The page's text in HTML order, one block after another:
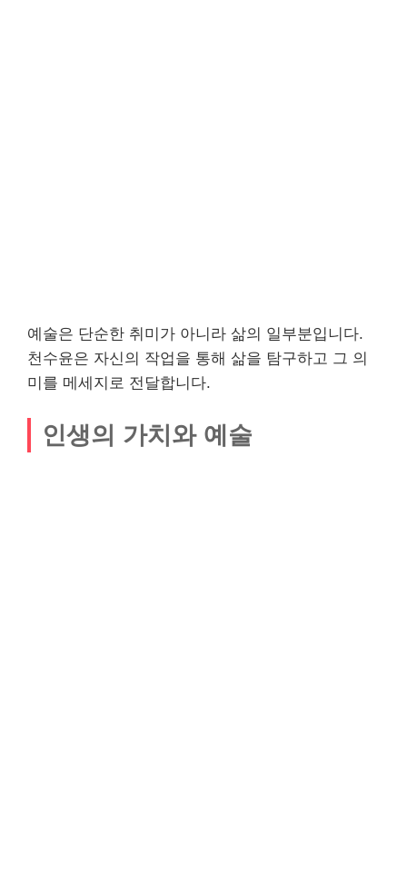
예술은 단순한 취미가 아니라 삶의 일부분입니다.
천수윤은 자신의 작업을 통해 삶을 탐구하고 그 의
미를 메세지로 전달합니다.
인생의 가치와 예술